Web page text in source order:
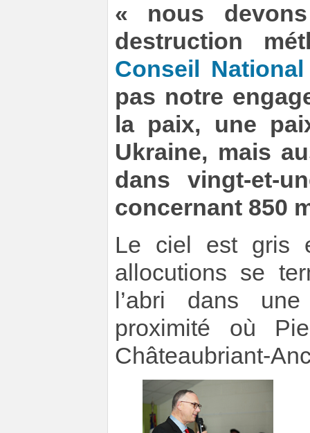
« nous
destruction
Conseil
pas notre
la paix, une
Ukraine, mais
dans vingt-et-
concernant 850
Le ciel est gris
allocutions se
l’abri dans
proximité où
Châteaubriant-